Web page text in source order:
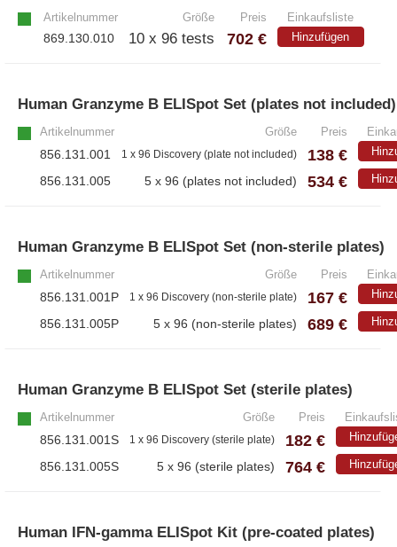
Artikelnummer Größe Preis Einkaufsliste
869.130.010 10 x 96 tests 702 € Hinzufügen
Human Granzyme B ELISpot Set (plates not included)
Artikelnummer Größe Preis
856.131.001 1 x 96 Discovery (plate not included) 138 €
856.131.005 5 x 96 (plates not included) 534 €
Human Granzyme B ELISpot Set (non-sterile plates)
Artikelnummer Größe Preis
856.131.001P 1 x 96 Discovery (non-sterile plate) 167 €
856.131.005P 5 x 96 (non-sterile plates) 689 €
Human Granzyme B ELISpot Set (sterile plates)
Artikelnummer Größe Preis
856.131.001S 1 x 96 Discovery (sterile plate) 182 €
856.131.005S 5 x 96 (sterile plates) 764 €
Human IFN-gamma ELISpot Kit (pre-coated plates)